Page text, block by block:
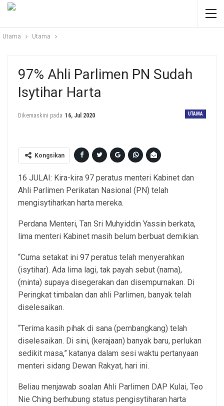
Utama Utama
97% Ahli Parlimen PN Sudah
Isytihar Harta
UTAMA
Dikemaskini pada 16, Jul 2020
Kongsikan
16 JULAI: Kira-kira 97 peratus menteri Kabinet dan
Ahli Parlimen Perikatan Nasional (PN) telah
mengisytiharkan harta mereka.
Perdana Menteri, Tan Sri Muhyiddin Yassin berkata,
lima menteri Kabinet masih belum berbuat demikian.
“Cuma setakat ini 97 peratus telah menyerahkan
(isytihar). Ada lima lagi, tak payah sebut (nama),
(minta) supaya disegerakan dan disempurnakan. Di
Peringkat timbalan dan ahli Parlimen, banyak telah
diselesaikan.
“Terima kasih pihak di sana (pembangkang) telah
diselesaikan. Di sini, (kerajaan) banyak baru, perlukan
sedikit masa,” katanya dalam sesi waktu pertanyaan
menteri sidang Dewan Rakyat, hari ini.
Beliau menjawab soalan Ahli Parlimen DAP Kulai, Teo
Nie Ching berhubung status pengisytiharan harta